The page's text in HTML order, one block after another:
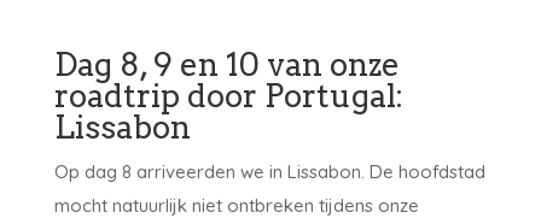
Dag 8, 9 en 10 van onze
roadtrip door Portugal:
Lissabon
Op dag 8 arriveerden we in Lissabon. De hoofdstad
mocht natuurlijk niet ontbreken tijdens onze